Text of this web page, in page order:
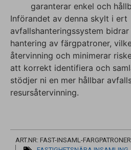
garanterar enkel och
Införandet av denna skylt i ert
avfallshanteringssystem
hantering av färgpatroner,
återvinning och minimerar
att korrekt identifiera och
stödjer ni en mer hållbar
resursåtervinning.
ART.NR: FAST-INSAML-FARGPATRONER